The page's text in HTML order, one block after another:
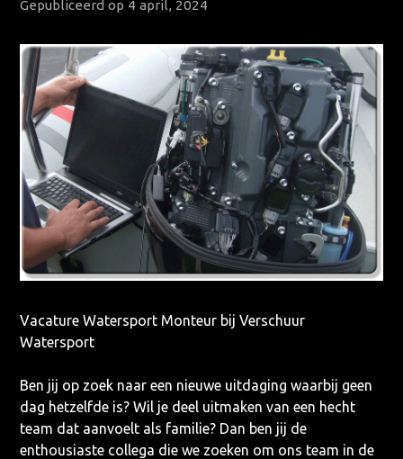
Gepubliceerd op 4 april, 2024
Vacature Watersport Monteur bij Verschuur
Watersport
Ben jij op zoek naar een nieuwe uitdaging waarbij geen
dag hetzelfde is? Wil je deel uitmaken van een hecht
team dat aanvoelt als familie? Dan ben jij de
enthousiaste collega die we zoeken om ons team in de